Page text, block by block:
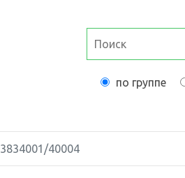
по группе
3834001/40004